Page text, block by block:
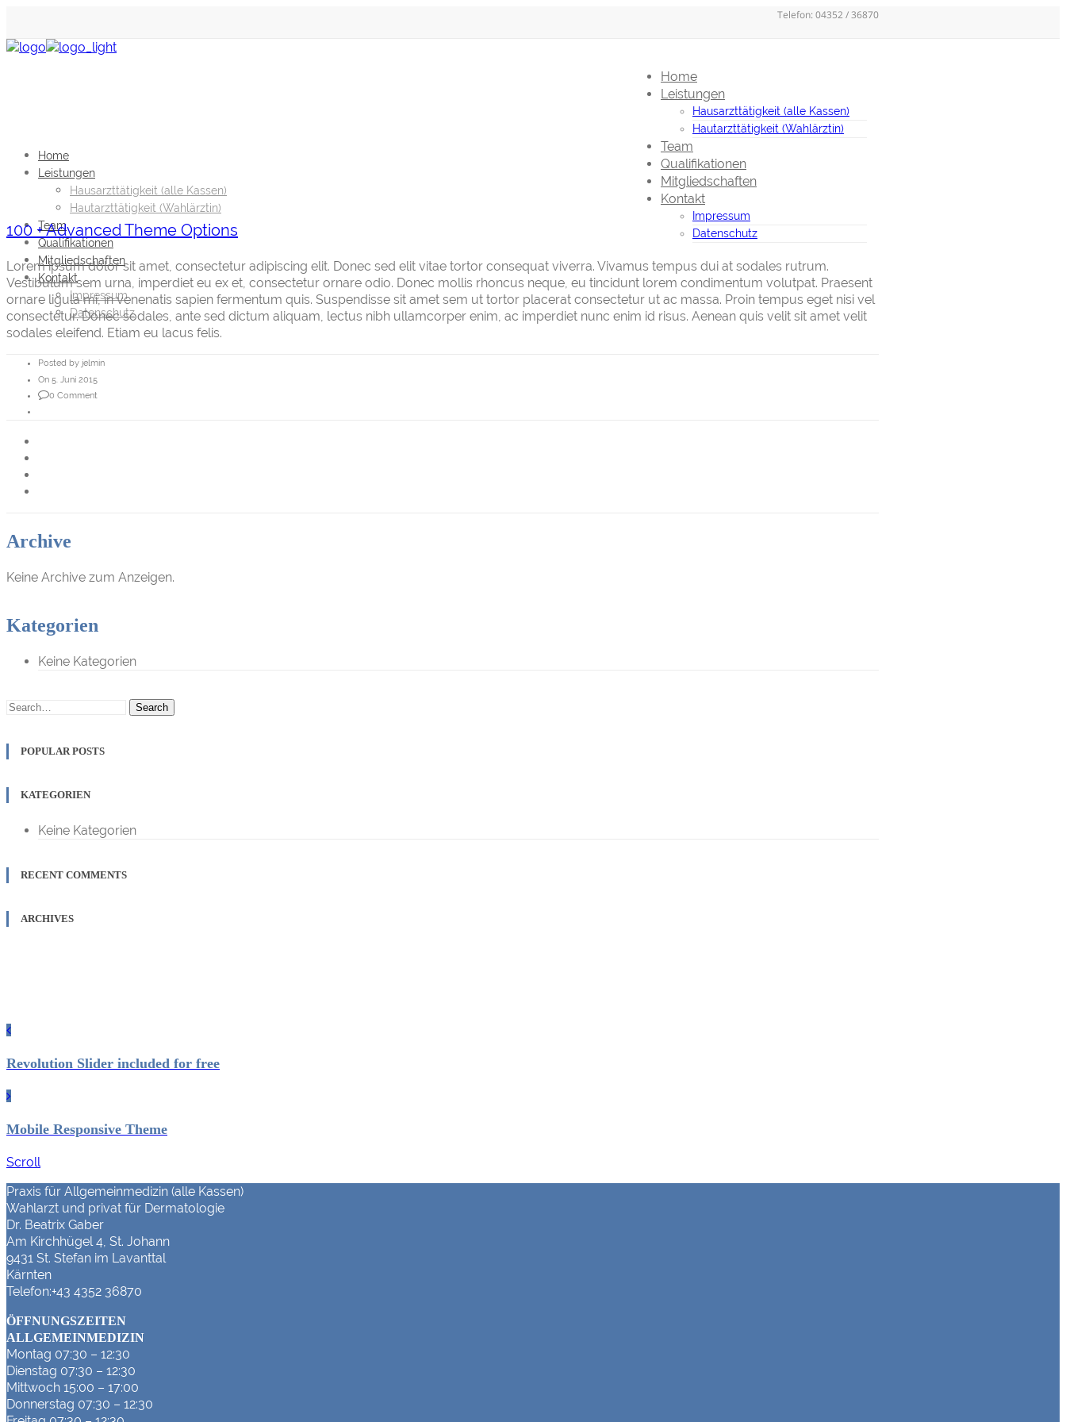
Telefon: 04352 / 36870
Home
Leistungen
Hausarzttätigkeit (alle Kassen)
Hautarzttätigkeit (Wahlärztin)
Team
Qualifikationen
Mitgliedschaften
Kontakt
Impressum
Datenschutz
Home
Leistungen
Hausarzttätigkeit (alle Kassen)
Hautarzttätigkeit (Wahlärztin)
Team
Qualifikationen
Mitgliedschaften
Kontakt
Impressum
Datenschutz
100 + Advanced Theme Options
Lorem ipsum dolor sit amet, consectetur adipiscing elit. Donec sed elit vitae tortor consequat viverra. Vivamus tempus dui at sodales rutrum.
Vestibulum sem urna, imperdiet eu ex et, consectetur ornare odio. Donec mollis rhoncus neque, eu tincidunt lorem condimentum volutpat. Praesent
ornare ligula mi, in venenatis sapien fermentum quis. Suspendisse sit amet sem ut tortor placerat consectetur ut ac massa. Proin tempus eget nisi vel
consectetur. Donec sodales, ante sed dictum aliquam, lectus nibh ullamcorper enim, ac imperdiet nunc enim id risus. Aenean quis velit sit amet velit
sodales eleifend. Etiam eu lacus felis.
Posted by jelmin
On 5. Juni 2015
0 Comment
Archive
Keine Archive zum Anzeigen.
Kategorien
Keine Kategorien
Search
POPULAR POSTS
KATEGORIEN
Keine Kategorien
RECENT COMMENTS
ARCHIVES
Revolution Slider included for free
Mobile Responsive Theme
Scroll
Praxis für Allgemeinmedizin (alle Kassen)
Wahlarzt und privat für Dermatologie
Dr. Beatrix Gaber
Am Kirchhügel 4, St. Johann
9431 St. Stefan im Lavanttal
Kärnten
Telefon:+43 4352 36870
ÖFFNUNGSZEITEN
ALLGEMEINMEDIZIN
Montag 07:30 – 12:30
Dienstag 07:30 – 12:30
Mittwoch 15:00 – 17:00
Donnerstag 07:30 – 12:30